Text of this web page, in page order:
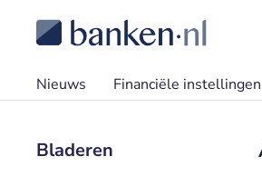
Nieuws Financiële instellingen
Bladeren